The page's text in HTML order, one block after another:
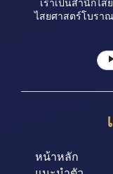
เราเป็นสำนักไ
ไสยศาสตร์โบรา
หน้าหลัก